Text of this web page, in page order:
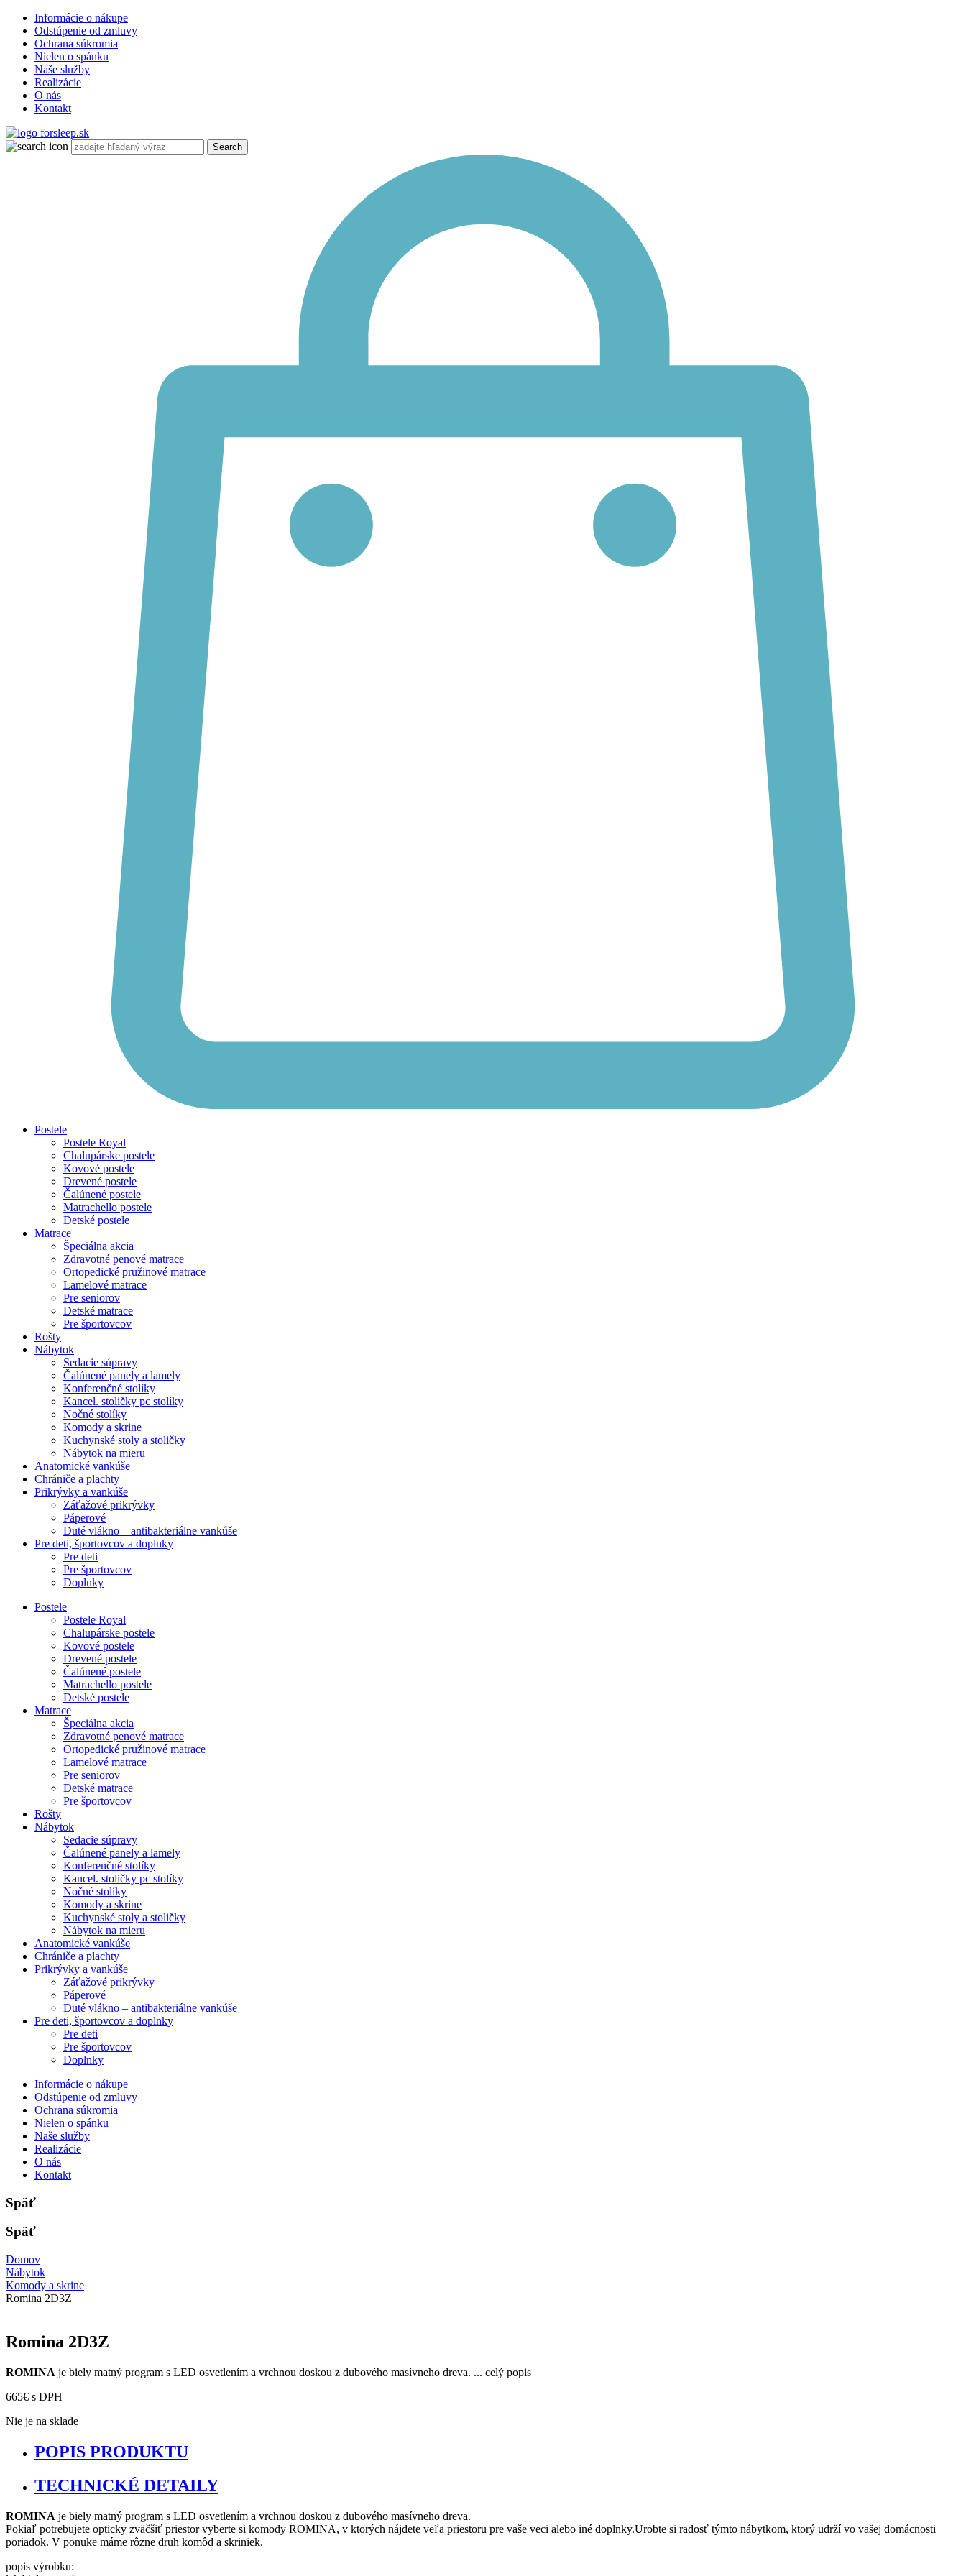
Informácie o nákupe
Odstúpenie od zmluvy
Ochrana súkromia
Nielen o spánku
Naše služby
Realizácie
O nás
Kontakt
Postele
Postele Royal
Chalupárske postele
Kovové postele
Drevené postele
Čalúnené postele
Matrachello postele
Detské postele
Matrace
Špeciálna akcia
Zdravotné penové matrace
Ortopedické pružinové matrace
Lamelové matrace
Pre seniorov
Detské matrace
Pre športovcov
Rošty
Nábytok
Sedacie súpravy
Čalúnené panely a lamely
Konferenčné stolíky
Kancel. stoličky pc stolíky
Nočné stolíky
Komody a skrine
Kuchynské stoly a stoličky
Nábytok na mieru
Anatomické vankúše
Chrániče a plachty
Prikrývky a vankúše
Záťažové prikrývky
Páperové
Duté vlákno – antibakteriálne vankúše
Pre deti, športovcov a doplnky
Pre deti
Pre športovcov
Doplnky
Postele
Postele Royal
Chalupárske postele
Kovové postele
Drevené postele
Čalúnené postele
Matrachello postele
Detské postele
Matrace
Špeciálna akcia
Zdravotné penové matrace
Ortopedické pružinové matrace
Lamelové matrace
Pre seniorov
Detské matrace
Pre športovcov
Rošty
Nábytok
Sedacie súpravy
Čalúnené panely a lamely
Konferenčné stolíky
Kancel. stoličky pc stolíky
Nočné stolíky
Komody a skrine
Kuchynské stoly a stoličky
Nábytok na mieru
Anatomické vankúše
Chrániče a plachty
Prikrývky a vankúše
Záťažové prikrývky
Páperové
Duté vlákno – antibakteriálne vankúše
Pre deti, športovcov a doplnky
Pre deti
Pre športovcov
Doplnky
Informácie o nákupe
Odstúpenie od zmluvy
Ochrana súkromia
Nielen o spánku
Naše služby
Realizácie
O nás
Kontakt
Späť
Späť
Domov
Nábytok
Komody a skrine
Romina 2D3Z
Romina 2D3Z
ROMINA je biely matný program s LED osvetlením a vrchnou doskou z dubového masívneho dreva. ... celý popis
665€ s DPH
Nie je na sklade
POPIS PRODUKTU
TECHNICKÉ DETAILY
ROMINA je biely matný program s LED osvetlením a vrchnou doskou z dubového masívneho dreva.
Pokiaľ potrebujete opticky zväčšiť priestor vyberte si komody ROMINA, v ktorých nájdete veľa priestoru pre vaše veci alebo iné doplnky.Urobte si radosť týmto nábytkom, ktorý udrží vo vašej domácnosti
poriadok. V ponuke máme rôzne druh komôd a skriniek.
popis výrobku: